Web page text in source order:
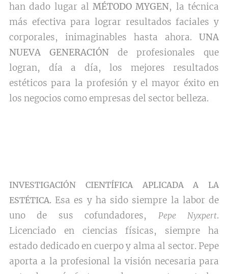
han dado lugar alMÉTODO MYGEN, la técnica
más efectiva para lograr resultados faciales y
corporales, inimaginables hasta ahora. UNA
NUEVA GENERACIÓN de profesionales que
logran, día a día, los mejores resultados
estéticos para la profesión y el mayor éxito en
los negocios como empresas del sector belleza.
INVESTIGACIÓN CIENTÍFICA APLICADA A LA
ESTÉTICA. Esa es y ha sido siempre la labor de
uno de sus cofundadores, Pepe Nyxpert.
Licenciado en ciencias físicas, siempre ha
estado dedicado en cuerpo y alma al sector. Pepe
aporta a la profesional la visión necesaria para